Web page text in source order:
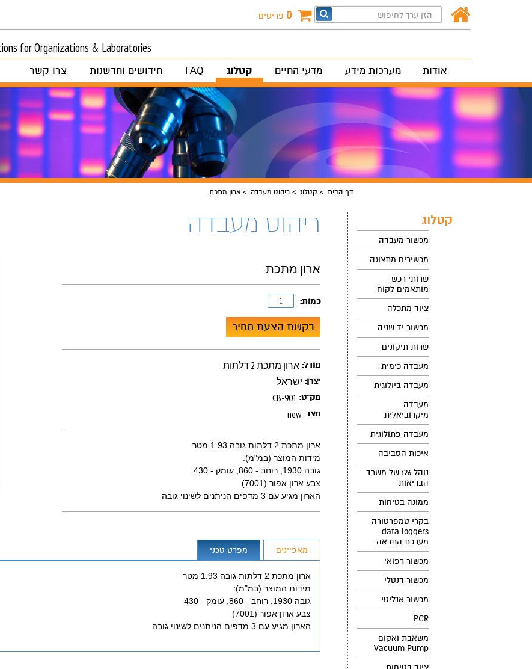
0 פריטים
for Organizations & Laboratories
אודות מערכות מידע מדעי החיים קטלוג FAQ חידושים וחדשנות צרו קשר
דף הבית קטלוג ריהוט מעבדה ארון מתכת
קטלוג
מכשור מעבדה
מכשירים מתצוגה
שרותי רכש
מותאמים לקוח
ציוד מתכלה
מכשור יד שניה
שרות תיקונים
מעבדה כימית
מעבדה ביולוגית
מעבדה
מיקרוביאלית
מעבדה פתולוגית
איכות הסביבה
נוהל 126 של משרד
הבריאות
ממונה בטיחות
בקרי טמפרטורה
data loggers
מערכת התראה
מכשור רפואי
מכשור דנטלי
מכשור אנליטי
PCR
משאבת ואקום
Vacuum Pump
ריהוט מעבדה
ארון מתכת
כמות:
בקשת הצעת מחיר
מודל: ארון מתכת 2 דלתות
יצרן: ישראל
מק"ט: CB-901
מצב: new
ארון מתכת 2 דלתות גובה 1.93 מטר
מידות המוצר (במ"מ):
גובה 1930, רוחב - 860, עומק - 430
צבע ארון אפור (7001)
הארון מגיע עם 3 מדפים הניתנים לשינוי גובה
מאפיינים מפרט טכני
ארון מתכת 2 דלתות גובה 1.93 מטר
מידות המוצר (במ"מ):
גובה 1930, רוחב - 860, עומק - 430
צבע ארון אפור (7001)
הארון מגיע עם 3 מדפים הניתנים לשינוי גובה